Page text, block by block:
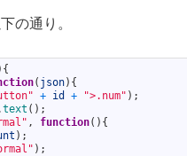
の通り。
{
( json) {
+ id + ">.num" ) ;
text ( ) ;
, function( ) {
) ;
) ;